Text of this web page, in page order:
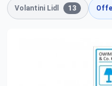
Volantini Lidl 13